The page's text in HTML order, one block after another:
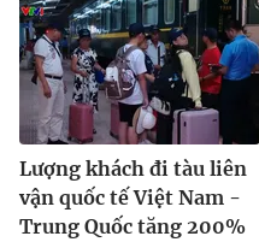
Lượng khách đi tàu liên
vận quốc tế Việt Nam -
Trung Quốc tăng 200%